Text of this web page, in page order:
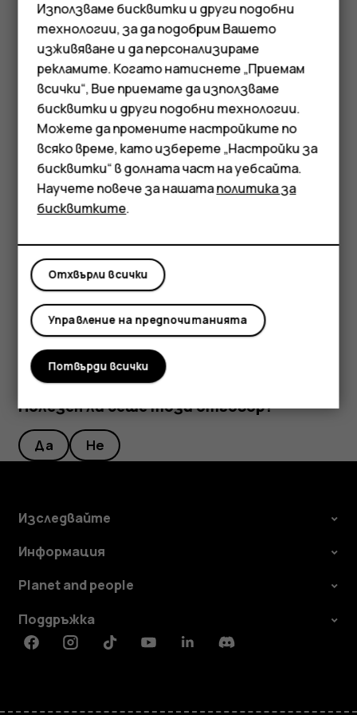
Смартфони
Мобилни телефони
Аксесоари
Таблети
ДокоснетеУпътвания. Маркираната икона
показва начина на придвижване, например
да промените начина, изберете новия начин
под лентата за търсене.
Ако не искате началната точка да е текущото
ви местоположение, докоснетеВашето
местоположение
и потърсете нова начална
точка.
ДокоснетеСТАРТ, за да стартирате
навигацията.
колко време ще ви отнеме да стигнете дотам. За да
видите подробни упътвания, плъзнете бързо нагоре
от долния край на екрана.
Полезен ли беше този отговор?
Да Не
Изследвайте
Информация
Planet and people
Поддръжка
FacebookInstagramTiktokYoutubeLinkedinDiscord
Използваме бисквитки и други подобни
технологии, за да подобрим Вашето
изживяване и да персонализираме
рекламите. Когато натиснете „Приемам
всички“, Вие приемате да използваме
бисквитки и други подобни технологии.
Можете да промените настройките по
всяко време, като изберете „Настройки за
бисквитки“ в долната част на уебсайта.
Научете повече за нашатаполитика за
бисквитките.
Отхвърли всички
Управление на предпочитанията
Потвърди всички